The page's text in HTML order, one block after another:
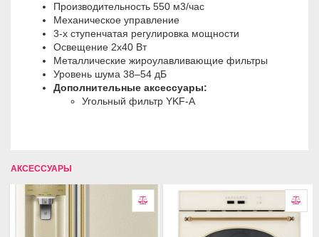
Производительность 550 м3/час
Механическое управление
3-х ступенчатая регулировка мощности
Освещение 2х40 Вт
Металлические жироулавливающие фильтры
Уровень шума 38–54 дБ
Дополнительные аксессуары:
Угольный фильтр YKF-A
АКСЕССУАРЫ